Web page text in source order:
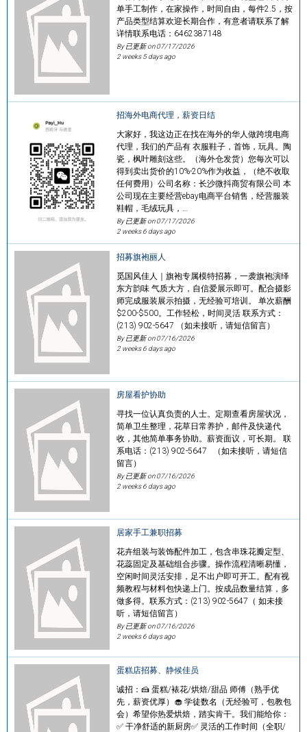
单手工制作，在家操作，时间自由，每件2.5，按
产品类型结算欢迎长期合作，有意者请联系了解
详情联系电话：6462387148
By 已更新 on07/17/2026
2 weeks 5 days ago
招海外电商代理，薪资日结
大家好，我这边正在找在海外的华人做跨境电商
代理，我们的产品有 衣服鞋子，首饰，玩具。陶
瓷，枫叶雕刻这些。（海外仓发货）您每次可以
得到卖出货价的10%-20%作为收益，（绝不收取
任何费用）公司名称：长沙微抖商贸有限公司 本
公司现在主要经营ebay电商平台销售，经营服装
鞋帽，毛绒玩具，…
By 已更新 on07/17/2026
2 weeks 6 days ago
招募旗袍丽人
觅国风佳人｜旗袍专属模特招募，一袭旗袍演绎
东方韵味 气质大方，自信爱展示即可。配合摄影
师完成服装展示拍摄，无经验可培训。 单次薪酬
$200-$500。工作轻松，时间灵活 联系方式：
(213) 902-5647 （如未接听，请短信留言）
By 已更新 on07/16/2026
2 weeks 6 days ago
房屋看护协助
寻找一位认真负责的人士。定期查看房屋状况，
简单卫生整理，花草日常养护，邮件及快递代
收，其他简单事务协助。薪资面议，可长期。 联
系电话：(213) 902-5647 （如未接听，请短信
留言）
By 已更新 on07/16/2026
2 weeks 6 days ago
居家手工兼职招募
花卉组装与装饰配件加工，包含串珠花瓣定型、
花蕊固定及基础组合步骤。操作流程清晰易懂，
空闲时间灵活安排，足不出户即可开工。配有视
频教程与材料包快递上门。按成品数量结算，多
做多得。联系方式：(213) 902-5647（ 如未接
听，请短信留言）
By 已更新 on07/16/2026
2 weeks 6 days ago
蛋糕店招募、静候佳员
诚招：🍰 蛋糕/裱花/烘焙/甜品 师傅（熟手优
先，薪资优厚）🧁 学徒数名（无经验可，包教包
会）希望你热爱烘焙，踏实肯干。我们能给你：
✅ 干净舒适的新厨房✅ 灵活的工作时间（全职/